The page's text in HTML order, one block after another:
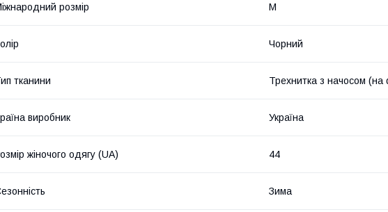
розмір M
Чорний
тканини Трехнитка з начосом (на
виробник Україна
жіночого одягу (UA) 44
Зима